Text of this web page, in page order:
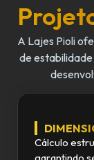
A Lajes Pioli
de
Cálculo
garantindo